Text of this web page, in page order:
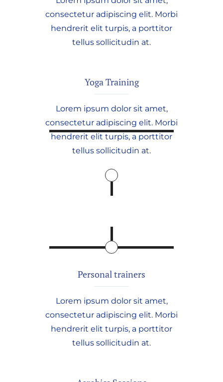
consectetur adipiscing elit. Morbi
hendrerit elit turpis, a porttitor
tellus sollicitudin at.
Yoga Training
Lorem ipsum dolor sit amet,
consectetur adipiscing elit. Morbi
hendrerit elit turpis, a porttitor
tellus sollicitudin at.
Personal trainers
Lorem ipsum dolor sit amet,
consectetur adipiscing elit. Morbi
hendrerit elit turpis, a porttitor
tellus sollicitudin at.